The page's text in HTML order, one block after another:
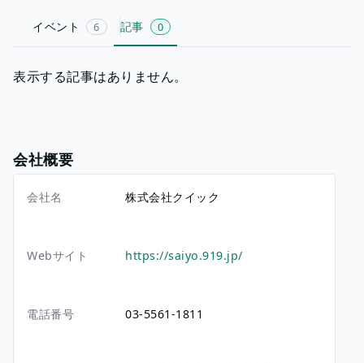
イベント 6 記事 0
表示する記事はありません。
会社概要
会社名 株式会社クイック
Webサイト https://saiyo.919.jp/
電話番号 03-5561-1811